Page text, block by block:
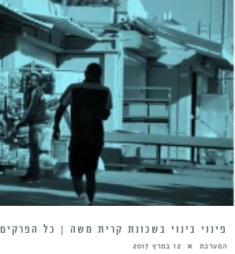
פינוי בינוי בשכונת קרית משה | כל הפרקים
המערכת 12 במרץ 2017